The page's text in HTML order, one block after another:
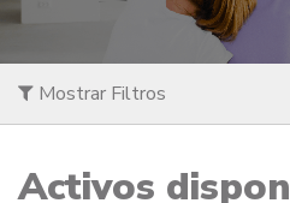
Mostrar Filtros
Activos